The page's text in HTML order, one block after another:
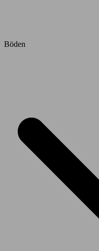
Böden